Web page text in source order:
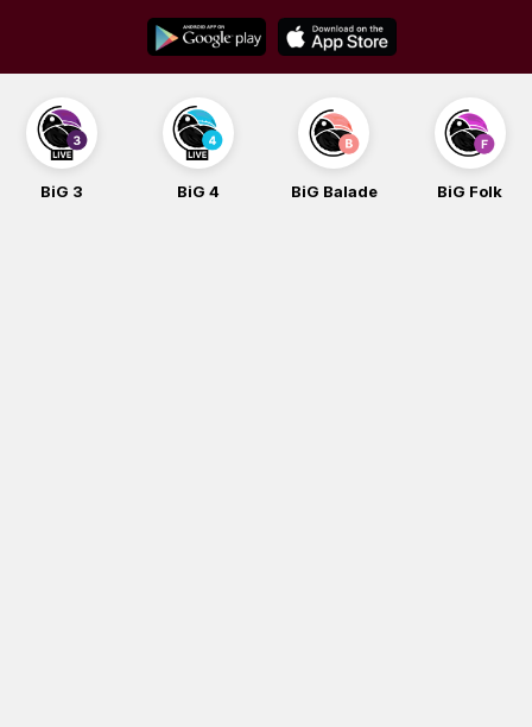
content
BiG 3 BiG 4 BiG Balade BiG Folk